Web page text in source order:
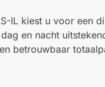
IL kiest u voor een
en nacht
betrouwbaar